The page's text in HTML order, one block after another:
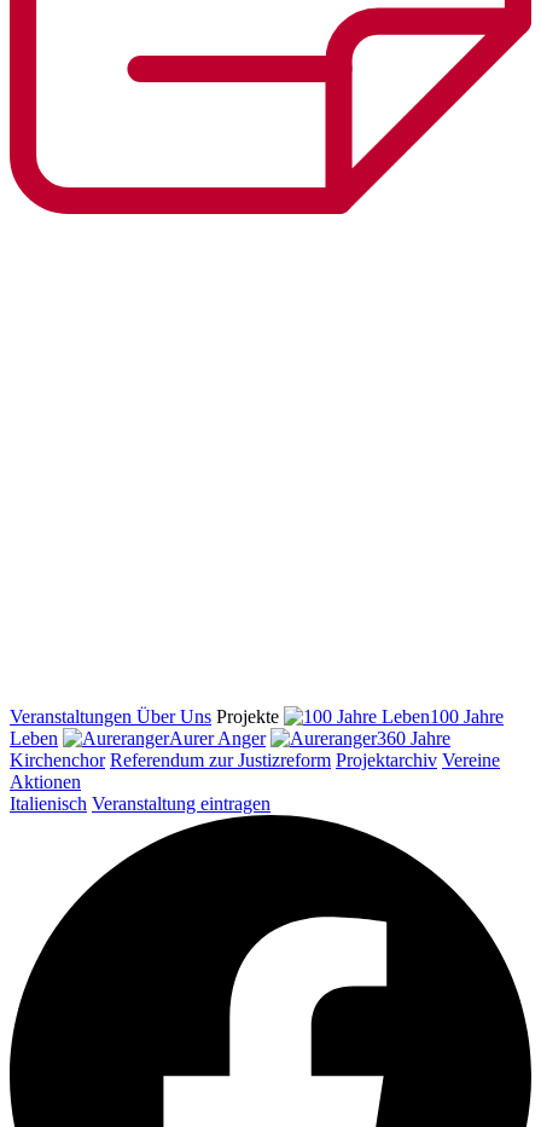
Veranstaltungen Über Uns Projekte
100 Jahre
Leben
Aurer Anger
360 Jahre
Kirchenchor Referendum zur Justizreform Projektarchiv Vereine
Aktionen
Italienisch Veranstaltung eintragen